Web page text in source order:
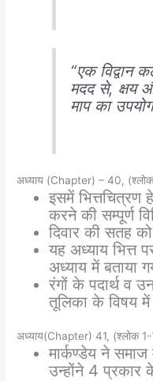
“एक विद्वान
मदद से, क्षय
माप का
अध्याय (Chapter) – 40,
इसमें भित्तचित्रण
करने की सम्पूर्ण
दिवार की सतह
यह अध्याय
अध्याय में बताया
रंगों के पदार्थ व
तूलिका के विषय
अध्याय(Chapter) 41, (श्लोक 1-
मार्कण्डेय ने
उन्होंने 4 प्रकार